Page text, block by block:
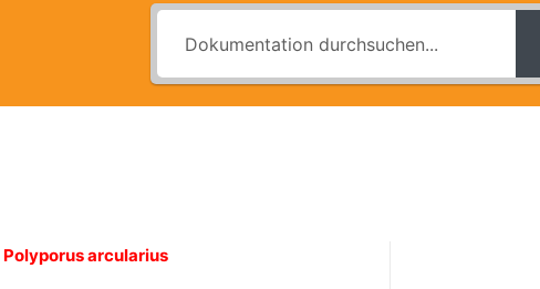
Polyporus arcularius